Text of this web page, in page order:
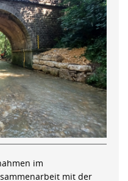
im
mit der